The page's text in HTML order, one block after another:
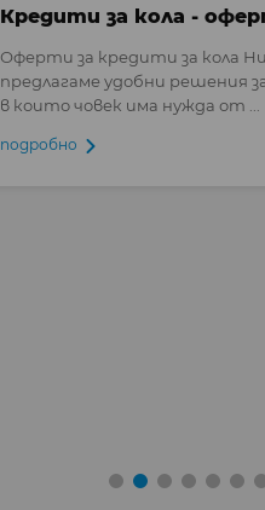
Кредити за кола -
Оферти за кредити за кола
предлагаме удобни решения
в които човек има нужда от ...
подробно